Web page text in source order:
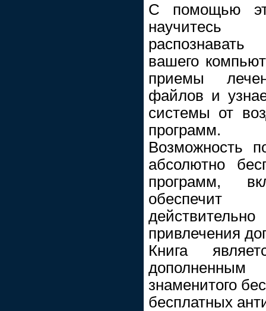
С помощью
научитесь
вашего
приемы
файлов и
системы от
программ.
Возможность
абсолютно
программ,
привлечения
Книга
знаменитого
бесплатных